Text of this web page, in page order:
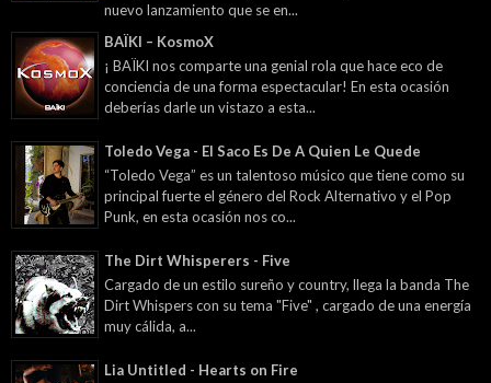
nuevo lanzamiento que se en...
BAÏKI – KosmoX
¡ BAÏKI nos comparte una genial rola que hace eco de
conciencia de una forma espectacular! En esta ocasión
deberías darle un vistazo a esta...
Toledo Vega - El Saco Es De A Quien Le Quede
“Toledo Vega” es un talentoso músico que tiene como su
principal fuerte el género del Rock Alternativo y el Pop
Punk, en esta ocasión nos co...
The Dirt Whisperers - Five
Cargado de un estilo sureño y country, llega la banda The
Dirt Whispers con su tema "Five" , cargado de una energía
muy cálida, a...
Lia Untitled - Hearts on Fire